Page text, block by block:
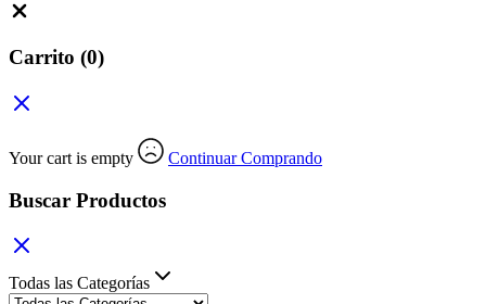
Carrito (0)
Your cart is empty Continuar Comprando
Buscar Productos
Todas las Categorías